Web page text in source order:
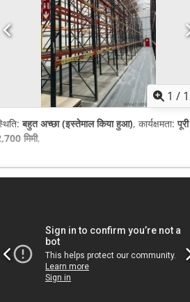
1 /
बहुत अच्छा (इस्तेमाल किया हुआ), कार्यक्षमता:
मिमी,